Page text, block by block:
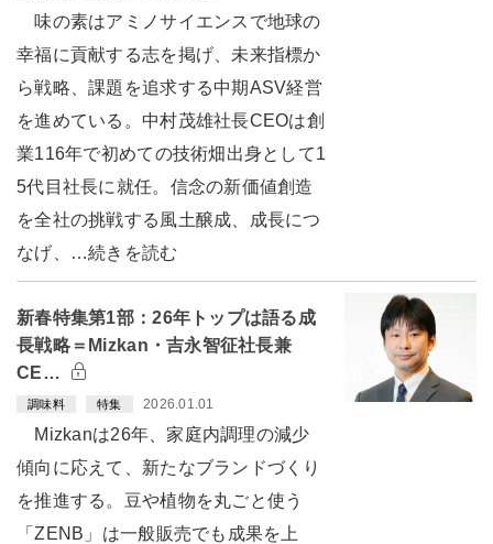
味の素はアミノサイエンスで地球の
幸福に貢献する志を掲げ、未来指標か
ら戦略、課題を追求する中期ASV経営
を進めている。中村茂雄社長CEOは創
業116年で初めての技術畑出身として1
5代目社長に就任。信念の新価値創造
を全社の挑戦する風土醸成、成長につ
なげ、…続きを読む
新春特集第1部：26年トップは語る成
長戦略＝Mizkan・吉永智征社長兼
CE…
調味料 特集 2026.01.01
Mizkanは26年、家庭内調理の減少
傾向に応えて、新たなブランドづくり
を推進する。豆や植物を丸ごと使う
「ZENB」は一般販売でも成果を上